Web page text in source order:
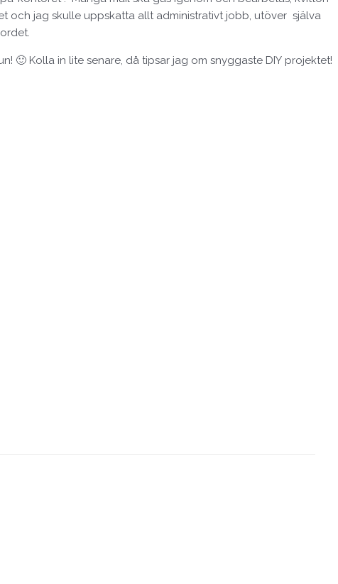
och jag skulle uppskatta allt administrativt jobb, utöver själva
🙂 Kolla in lite senare, då tipsar jag om snyggaste DIY projektet!